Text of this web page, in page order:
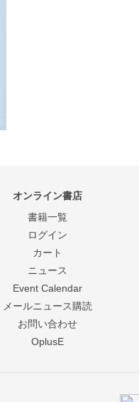
オンライン書店
書籍一覧
ログイン
カート
ニュース
Event Calendar
メールニュース購読
お問い合わせ
OplusE